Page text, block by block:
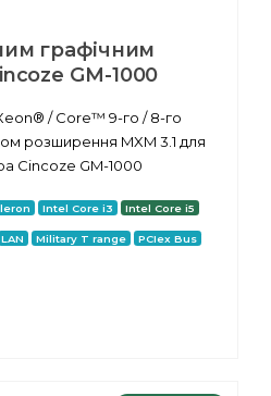
графічним
GM-1000
/ Core™ 9-го / 8-го
розширення MXM 3.1 для
Cincoze GM-1000
Intel Core i3 Intel Core i5
LAN Military T range PCIex Bus